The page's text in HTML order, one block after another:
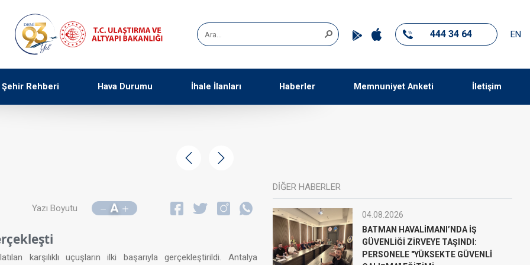
444 34 64 EN
Şehir Rehberi Hava Durumu İhale İlanları Haberler Memnuniyet Anketi İletişim
Geri İleri
Yazı Boyutu A
karşılıklı uçuşların ilki başarıyla gerçekleştirildi. Antalya
DİĞER HABERLER
04.08.2026
BATMAN HAVALİMANI’NDA İŞ
GÜVENLİĞİ ZİRVEYE TAŞINDI:
PERSONELE "YÜKSEKTE GÜVENLİ